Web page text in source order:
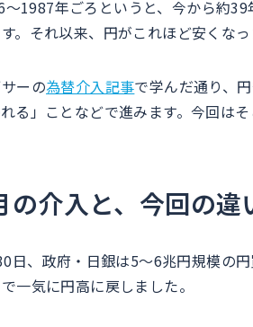
〜1987年ごろというと、今から約
。それ以来、円がこれほど安くな
ーの為替介入記事で学んだ通り、
る」ことなどで進みます。今回は
の介入と、今回の違
日、政府・日銀は5〜6兆円規模の
一気に円高に戻しました。